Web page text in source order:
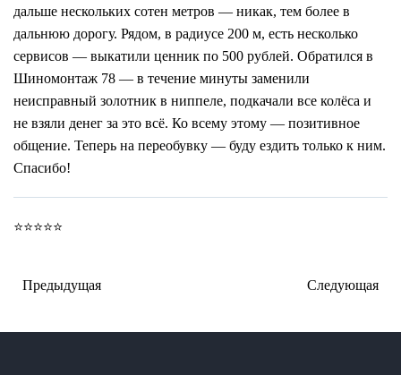
дальше нескольких сотен метров — никак, тем более в
дальнюю дорогу. Рядом, в радиусе 200 м, есть несколько
сервисов — выкатили ценник по 500 рублей. Обратился в
Шиномонтаж 78 — в течение минуты заменили
неисправный золотник в ниппеле, подкачали все колёса и
не взяли денег за это всё. Ко всему этому — позитивное
общение. Теперь на переобувку — буду ездить только к ним.
Спасибо!
⭐⭐⭐⭐⭐
Предыдущая Следующая